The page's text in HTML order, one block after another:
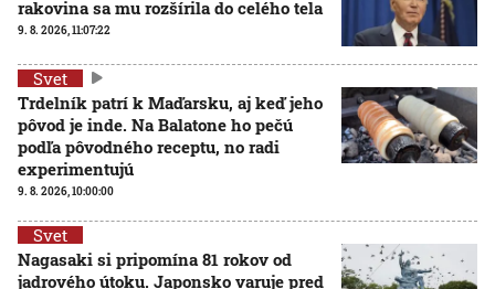
rakovina sa mu rozšírila do celého tela
9. 8. 2026, 11:07:22
Svet
Trdelník patrí k Maďarsku, aj keď jeho
pôvod je inde. Na Balatone ho pečú
podľa pôvodného receptu, no radi
experimentujú
9. 8. 2026, 10:00:00
Svet
Nagasaki si pripomína 81 rokov od
jadrového útoku. Japonsko varuje pred